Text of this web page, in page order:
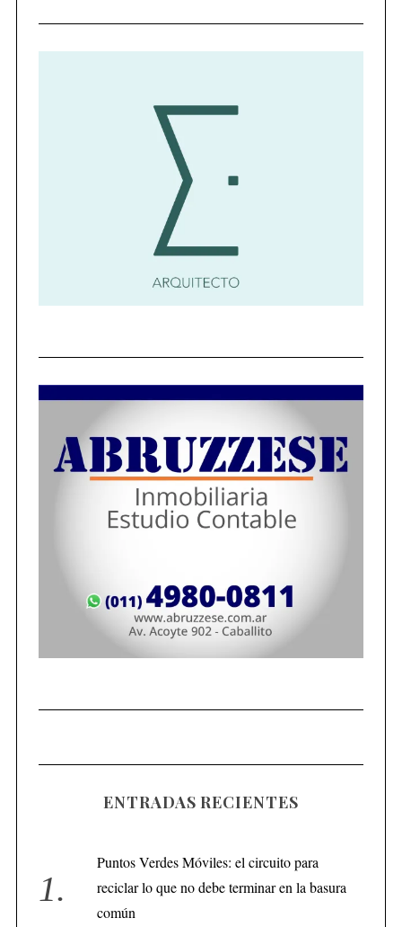
ENTRADAS RECIENTES
Puntos Verdes Móviles: el circuito para
reciclar lo que no debe terminar en la basura
común